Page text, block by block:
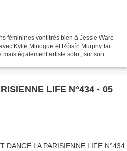
féminines vont très bien à Jessie Ware
Kylie Minogue et Róisín Murphy fait
également artiste solo ; sur son
LIFE N°434 - 05